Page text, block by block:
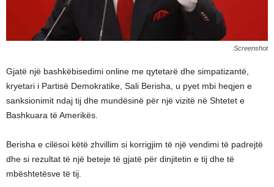
Screenshot
Gjatë një bashkëbisedimi online me qytetarë dhe simpatizantë,
kryetari i Partisë Demokratike, Sali Berisha, u pyet mbi heqjen e
sanksionimit ndaj tij dhe mundësinë për një vizitë në Shtetet e
Bashkuara të Amerikës.
Berisha e cilësoi këtë zhvillim si korrigjim të një vendimi të padrejtë
dhe si rezultat të një beteje të gjatë për dinjitetin e tij dhe të
mbështetësve të tij.